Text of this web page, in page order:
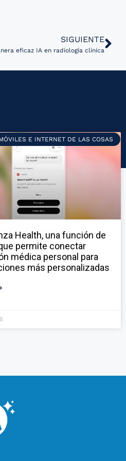
SIGUIENTE
eficaz IA en radiología clínica
E INTERNET DE LAS COSAS
Health, una función de
permite conectar
médica personal para
más personalizadas